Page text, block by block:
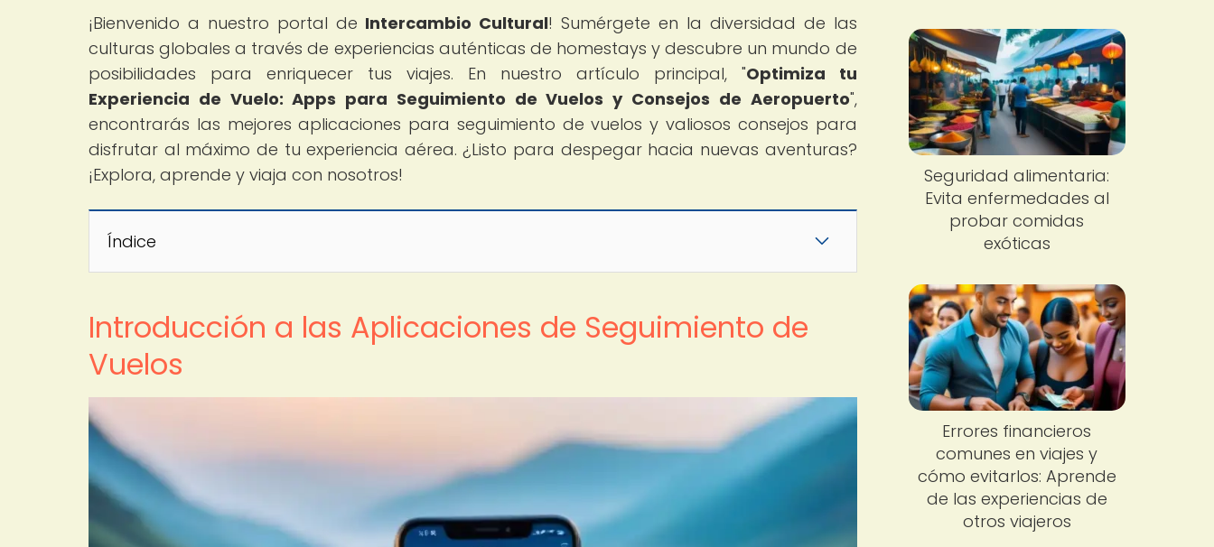
¡Bienvenido a nuestro portal de Intercambio Cultural! Sumérgete en la diversidad de las
culturas globales a través de experiencias auténticas de homestays y descubre un mundo de
posibilidades para enriquecer tus viajes. En nuestro artículo principal, "Optimiza tu
Experiencia de Vuelo: Apps para Seguimiento de Vuelos y Consejos de Aeropuerto",
encontrarás las mejores aplicaciones para seguimiento de vuelos y valiosos consejos para
disfrutar al máximo de tu experiencia aérea. ¿Listo para despegar hacia nuevas aventuras?
¡Explora, aprende y viaja con nosotros!
Índice
Introducción a las Aplicaciones de Seguimiento de
Vuelos
Seguridad alimentaria:
Evita enfermedades al
probar comidas
exóticas
Errores financieros
comunes en viajes y
cómo evitarlos: Aprende
de las experiencias de
otros viajeros